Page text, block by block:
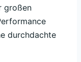
großen
durchdachte